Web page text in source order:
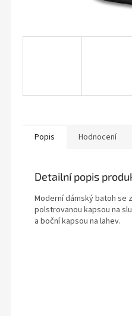
Popis Hodnocení
Detailní popis
Moderní dámský batoh se
polstrovanou kapsou na
a boční kapsou na lahev.